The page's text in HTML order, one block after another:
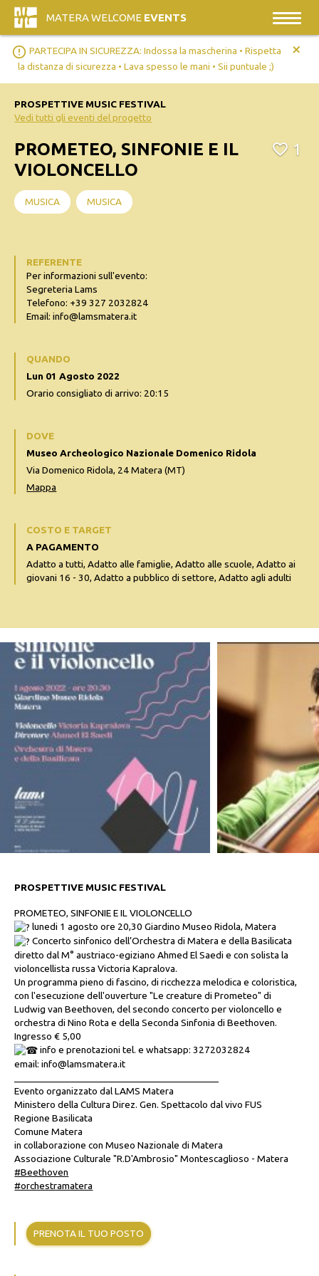
MATERA WELCOME EVENTS
error_outline PARTECIPA IN SICUREZZA: Indossa la mascherina • Rispetta
la distanza di sicurezza • Lava spesso le mani • Sii puntuale ;)
+
PROSPETTIVE MUSIC FESTIVAL
PROMETEO, SINFONIE E IL VIOLONCELLO
lunedi 1 agosto ore 20,30 Giardino Museo Ridola, Matera
Concerto sinfonico dell’Orchestra di Matera e della Basilicata
diretto dal M° austriaco-egiziano Ahmed El Saedi e con solista la
violoncellista russa Victoria Kapralova.
Un programma pieno di fascino, di ricchezza melodica e coloristica,
con l'esecuzione dell'ouverture "Le creature di Prometeo" di
Ludwig van Beethoven, del secondo concerto per violoncello e
orchestra di Nino Rota e della Seconda Sinfonia di Beethoven.
Ingresso € 5,00
info e prenotazioni tel. e whatsapp: 3272032824
email: info@lamsmatera.it
Evento organizzato dal LAMS Matera
Ministero della Cultura Direz. Gen. Spettacolo dal vivo FUS
Regione Basilicata
Comune Matera
in collaborazione con Museo Nazionale di Matera
Associazione Culturale "R.D'Ambrosio" Montescaglioso - Matera
#Beethoven
#orchestramatera
PRENOTA IL TUO POSTO
PROSPETTIVE MUSIC FESTIVAL
Vedi tutti gli eventi del progetto
PROMETEO, SINFONIE E IL
VIOLONCELLO
1
MUSICA MUSICA
REFERENTE
Per informazioni sull'evento:
Segreteria Lams
Telefono: +39 327 2032824
Email: info@lamsmatera.it
QUANDO
Lun 01 Agosto 2022
Orario consigliato di arrivo: 20:15
DOVE
Museo Archeologico Nazionale Domenico Ridola
Via Domenico Ridola, 24 Matera (MT)
Mappa
COSTO E TARGET
A PAGAMENTO
Adatto a tutti, Adatto alle famiglie, Adatto alle scuole, Adatto ai
giovani 16 - 30, Adatto a pubblico di settore, Adatto agli adulti